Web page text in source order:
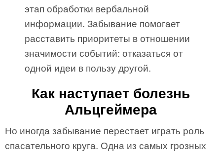
этап обработки вербальной
информации. Забывание помогает
расставить приоритеты в отношении
значимости событий: отказаться от
одной идеи в пользу другой.
Как наступает болезнь
Альцгеймера
Но иногда забывание перестает играть роль
спасательного круга. Одна из самых грозных